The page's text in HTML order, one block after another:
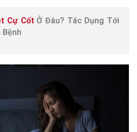
Cự CốtỞ Đâu? Tác Dụng Tới
Bệnh